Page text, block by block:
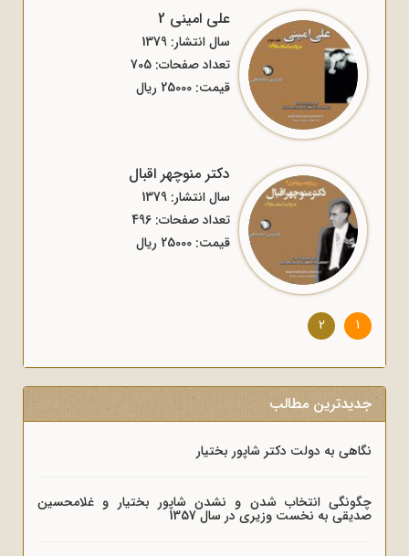
علی امینی 2
سال انتشار: 1379
تعداد صفحات: 705
قیمت: 25000 ریال
دکتر منوچهر اقبال
سال انتشار: 1379
تعداد صفحات: 496
قیمت: 25000 ریال
1
2
جدیدترین مطالب
نگاهی به دولت دکتر شاپور بختیار
چگونگی انتخاب شدن و نشدن شاپور بختیار و غلامحسین
صدیقی به نخست وزیری در سال 1357